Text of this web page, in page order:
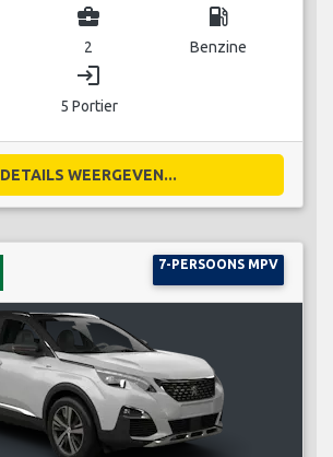
business_center
2
local_gas_station
Benzine
login
5 Portier
DETAILS WEERGEVEN...
7-PERSOONS MPV